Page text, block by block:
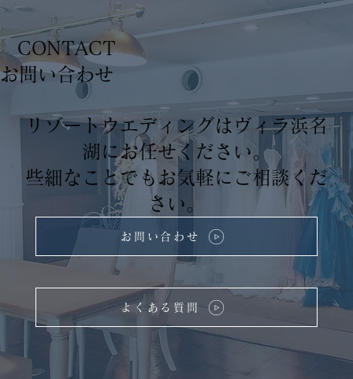
リゾートウエディングはヴィラ浜名
湖にお任せください。
些細なことでもお気軽にご相談くだ
さい。
よくある質問
CONTACT
お問い合わせ
​お問い合わせ